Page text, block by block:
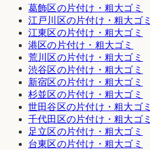
葛飾区の片付け・粗大ゴミ
江戸川区の片付け・粗大ゴミ
江東区の片付け・粗大ゴミ
港区の片付け・粗大ゴミ
荒川区の片付け・粗大ゴミ
渋谷区の片付け・粗大ゴミ
新宿区の片付け・粗大ゴミ
杉並区の片付け・粗大ゴミ
世田谷区の片付け・粗大ゴミ
千代田区の片付け・粗大ゴミ
足立区の片付け・粗大ゴミ
台東区の片付け・粗大ゴミ